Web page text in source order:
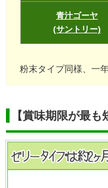
青汁ゴーヤ
(サントリー)
粉末タイプ同様、一
【賞味期限が最